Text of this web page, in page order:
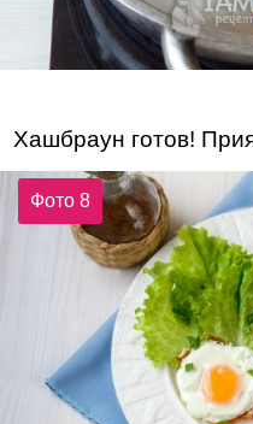
Хашбраун готов!
Фото 8